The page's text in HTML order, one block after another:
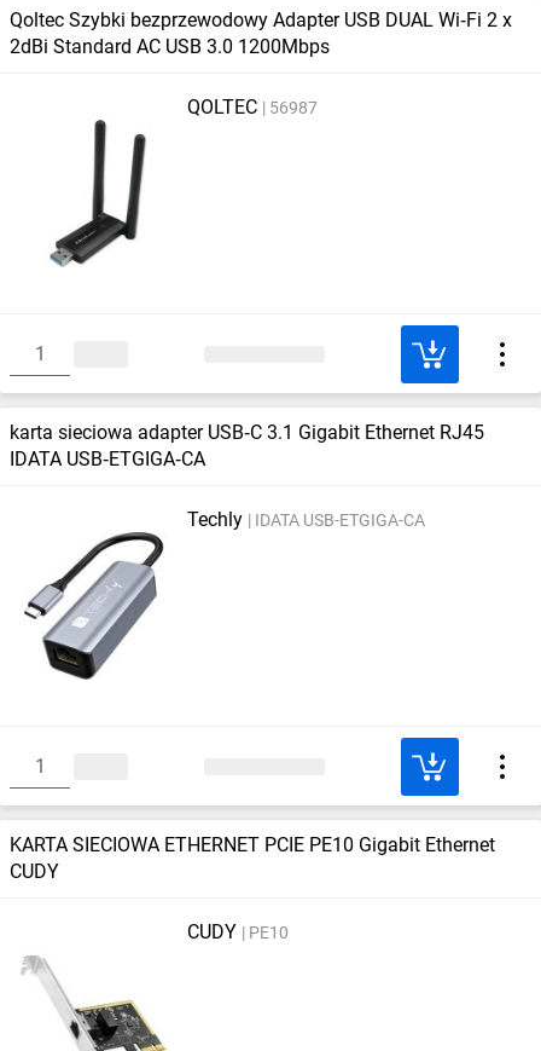
Qoltec Szybki bezprzewodowy Adapter USB DUAL Wi‑Fi 2 x
2dBi Standard AC USB 3.0 1200Mbps
QOLTEC 56987
karta sieciowa adapter USB‑C 3.1 Gigabit Ethernet RJ45
IDATA USB‑ETGIGA‑CA
Techly IDATA USB-ETGIGA-CA
KARTA SIECIOWA ETHERNET PCIE PE10 Gigabit Ethernet
CUDY
CUDY PE10